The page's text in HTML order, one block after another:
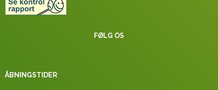
FØLG OS
ÅBNINGSTIDER